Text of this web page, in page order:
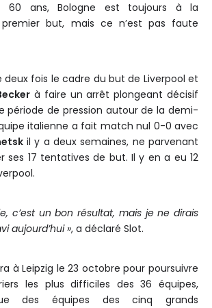
60 ans, Bologne est toujours à la
premier but, mais ce n’est pas faute
deux fois le cadre du but de Liverpool et
à faire un arrêt plongeant décisif
période de pression autour de la demi-
italienne a fait match nul 0-0 avec
il y a deux semaines, ne parvenant
ses 17 tentatives de but. Il y en a eu 12
c’est un bon résultat, mais je ne dirais
aujourd’hui », a déclaré Slot.
à Leipzig le 23 octobre pour poursuivre
les plus difficiles des 36 équipes,
des équipes des cinq grands